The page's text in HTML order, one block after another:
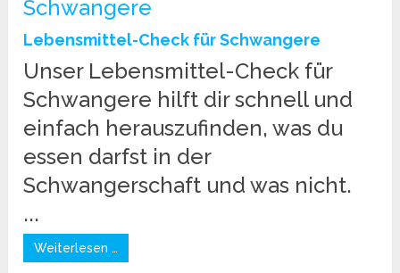
Lebensmittel-Check für Schwangere
Unser Lebensmittel-Check für
Schwangere hilft dir schnell und
einfach herauszufinden, was du
essen darfst in der
Schwangerschaft und was nicht.
...
Weiterlesen …